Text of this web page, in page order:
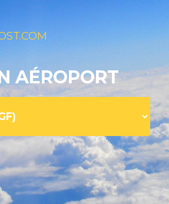
AÉROPORT